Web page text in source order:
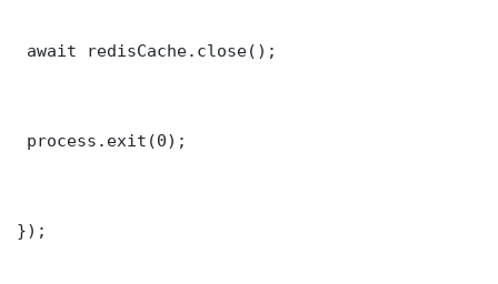
await redisCache.close();
process.exit(0);
});